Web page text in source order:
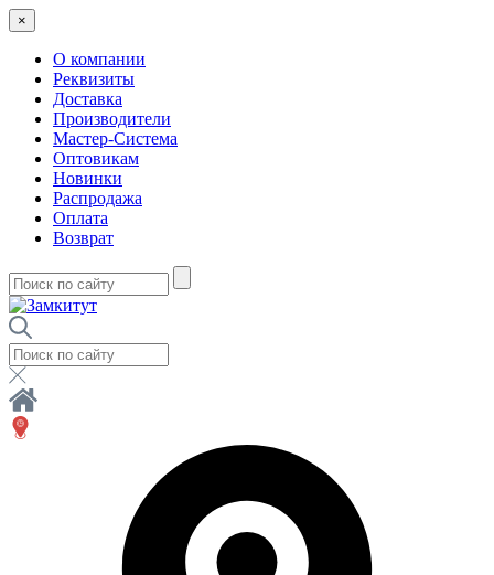
×
О компании
Реквизиты
Доставка
Производители
Мастер-Система
Оптовикам
Новинки
Распродажа
Оплата
Возврат